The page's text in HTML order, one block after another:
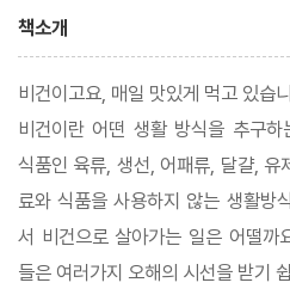
책소개
비건이고요, 매일 맛있게 먹고 있습
비건이란 어떤 생활 방식을 추구
식품인 육류, 생선, 어패류, 달걀, 유
료와 식품을 사용하지 않는 생활방
서 비건으로 살아가는 일은 어떨까
들은 여러가지 오해의 시선을 받기